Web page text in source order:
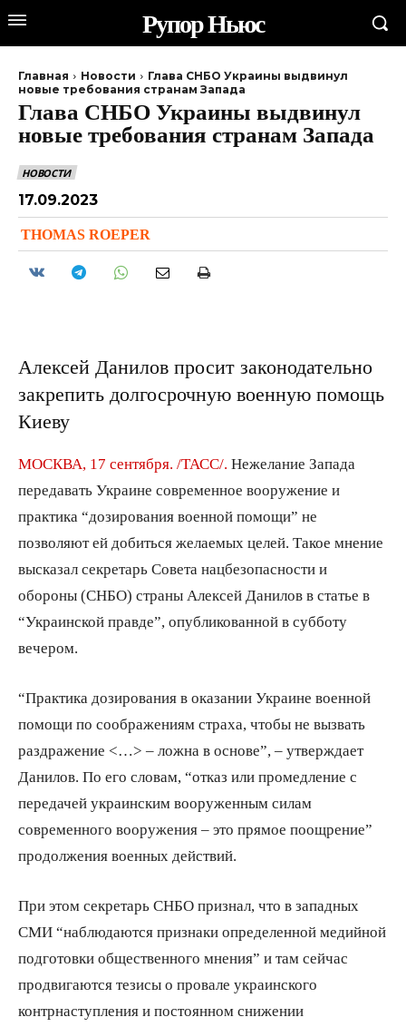
Рупор Ньюс
Главная Новости
Глава СНБО Украины выдвинул
новые требования странам Запада
Глава СНБО Украины выдвинул
новые требования странам Запада
НОВОСТИ
17.09.2023
THOMAS ROEPER
Алексей Данилов просит законодательно
закрепить долгосрочную военную помощь
Киеву
МОСКВА, 17 сентября. /ТАСС/. Нежелание Запада
передавать Украине современное вооружение и
практика “дозирования военной помощи” не
позволяют ей добиться желаемых целей. Такое мнение
высказал секретарь Совета нацбезопасности и
обороны (СНБО) страны Алексей Данилов в статье в
“Украинской правде”, опубликованной в субботу
вечером.
“Практика дозирования в оказании Украине военной
помощи по соображениям страха, чтобы не вызвать
раздражение <…> – ложна в основе”, – утверждает
Данилов. По его словам, “отказ или промедление с
передачей украинским вооруженным силам
современного вооружения – это прямое поощрение”
продолжения военных действий.
При этом секретарь СНБО признал, что в западных
СМИ “наблюдаются признаки определенной медийной
подготовки общественного мнения” и там сейчас
продвигаются тезисы о провале украинского
контрнаступления и постоянном снижении